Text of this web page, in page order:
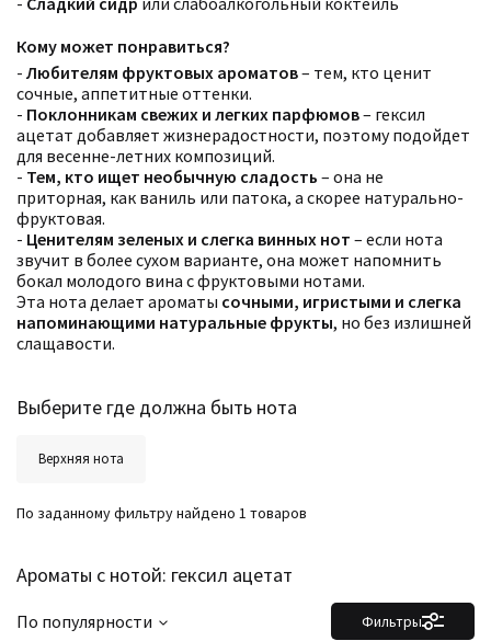
Кому может понравиться?
- Любителям фруктовых ароматов– тем, кто ценит
сочные, аппетитные оттенки.
- Поклонникам свежих и легких парфюмов– гексил
ацетат добавляет жизнерадостности, поэтому подойдет
для весенне-летних композиций.
- Тем, кто ищет необычную сладость – она не
приторная, как ваниль или патока, а скорее натурально-
фруктовая.
- Ценителям зеленых и слегка винных нот – если нота
звучит в более сухом варианте, она может напомнить
бокал молодого вина с фруктовыми нотами.
Эта нота делает ароматы сочными, игристыми и слегка
напоминающими натуральные фрукты, но без излишней
слащавости.
Выберите где должна быть нота
Верхняя нота
Ароматы с нотой: гексил ацетат
По заданному фильтру найдено 1 товаров
Фильтры
По популярности
Фильтры Сбросить все
Ароматы за последние годы
Бренды
Время года
Страна производитель